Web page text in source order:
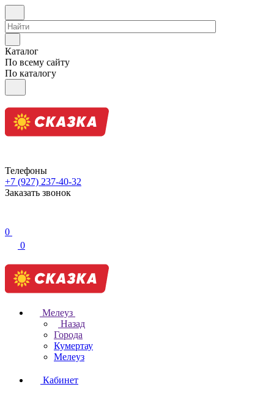
Каталог
По всему сайту
По каталогу
Телефоны
+7 (927) 237-40-32
Заказать звонок
0
0
Мелеуз
Назад
Города
Кумертау
Мелеуз
Кабинет